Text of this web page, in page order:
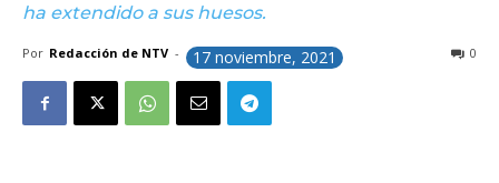
ha extendido a sus huesos.
Por Redacción de NTV - 17 noviembre, 2021 0